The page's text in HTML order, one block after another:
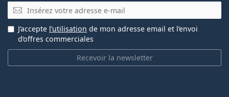
E-mail
Recevoir la newsletter
J’accepte l’utilisation de mon adresse email et l’envoi
d’offres commerciales